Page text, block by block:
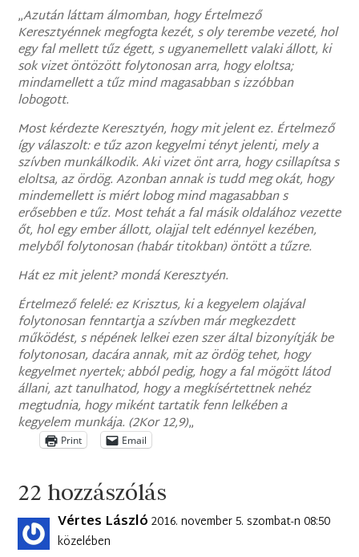
„Azután láttam álmomban, hogy Értelmező
Keresztyénnek megfogta kezét, s oly terembe vezeté, hol
egy fal mellett tűz égett, s ugyanemellett valaki állott, ki
sok vizet öntözött folytonosan arra, hogy eloltsa;
mindamellett a tűz mind magasabban s izzóbban
lobogott.
Most kérdezte Keresztyén, hogy mit jelent ez. Értelmező
így válaszolt: e tűz azon kegyelmi tényt jelenti, mely a
szívben munkálkodik. Aki vizet önt arra, hogy csillapítsa s
eloltsa, az ördög. Azonban annak is tudd meg okát, hogy
mindemellett is miért lobog mind magasabban s
erősebben e tűz. Most tehát a fal másik oldalához vezette
őt, hol egy ember állott, olajjal telt edénnyel kezében,
melyből folytonosan (habár titokban) öntött a tűzre.
Hát ez mit jelent? mondá Keresztyén.
Értelmező felelé: ez Krisztus, ki a kegyelem olajával
folytonosan fenntartja a szívben már megkezdett
működést, s népének lelkei ezen szer által bizonyítják be
folytonosan, dacára annak, mit az ördög tehet, hogy
kegyelmet nyertek; abból pedig, hogy a fal mögött látod
állani, azt tanulhatod, hogy a megkísértettnek nehéz
megtudnia, hogy miként tartatik fenn lelkében a
kegyelem munkája. (2Kor 12,9)„
Print Email
22 hozzászólás
Vértes László 2016. november 5. szombat-n 08:50
közelében